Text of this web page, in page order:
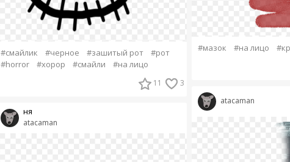
#смайлик #черное #зашитый рот
#рот
#horror
#хорор #смайли #на лицо
11 3
atacaman
ня
#мазок #на лицо
atacaman